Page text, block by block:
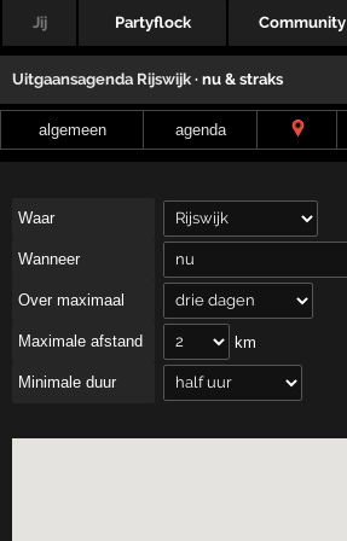
Jij Partyflock Community
Uitgaansagenda Rijswijk · nu & straks
algemeen agenda
Waar
Wanneer
Over maximaal
Maximale afstand km
Minimale duur